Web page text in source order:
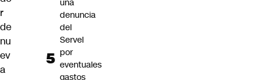
r
de
nu
ev
a
una
denuncia
del
Servel
por
eventuales
gastos